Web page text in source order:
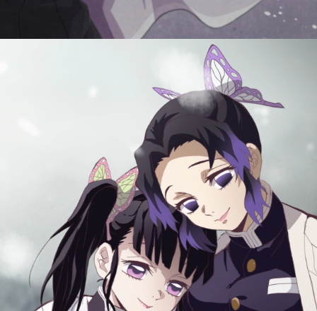
https://issiloo.edu.vn/shinobu-cute